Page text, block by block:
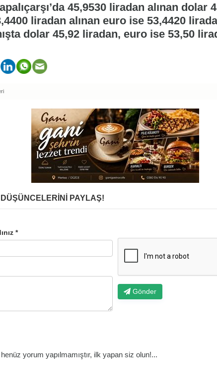
45,9530 liradan alınan dolar
liradan alınan euro ise 53,4420
dolar 45,92 liradan, euro ise 53,50
PAYLAŞ!
*
Gönder
yorum yapılmamıştır, ilk yapan siz olun!...